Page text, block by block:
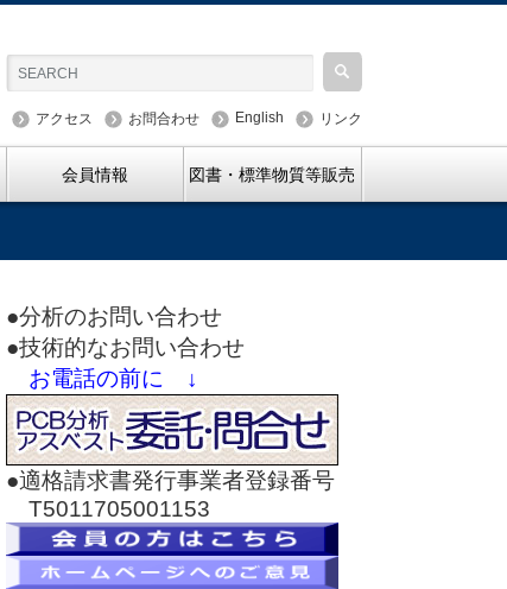
アクセス お問合わせ English リンク
会員情報 図書・標準物質等販売
●分析のお問い合わせ
●技術的なお問い合わせ
お電話の前に ↓
●適格請求書発行事業者登録番号
T5011705001153